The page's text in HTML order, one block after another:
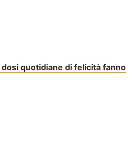
dosi quotidiane di felicità fanno